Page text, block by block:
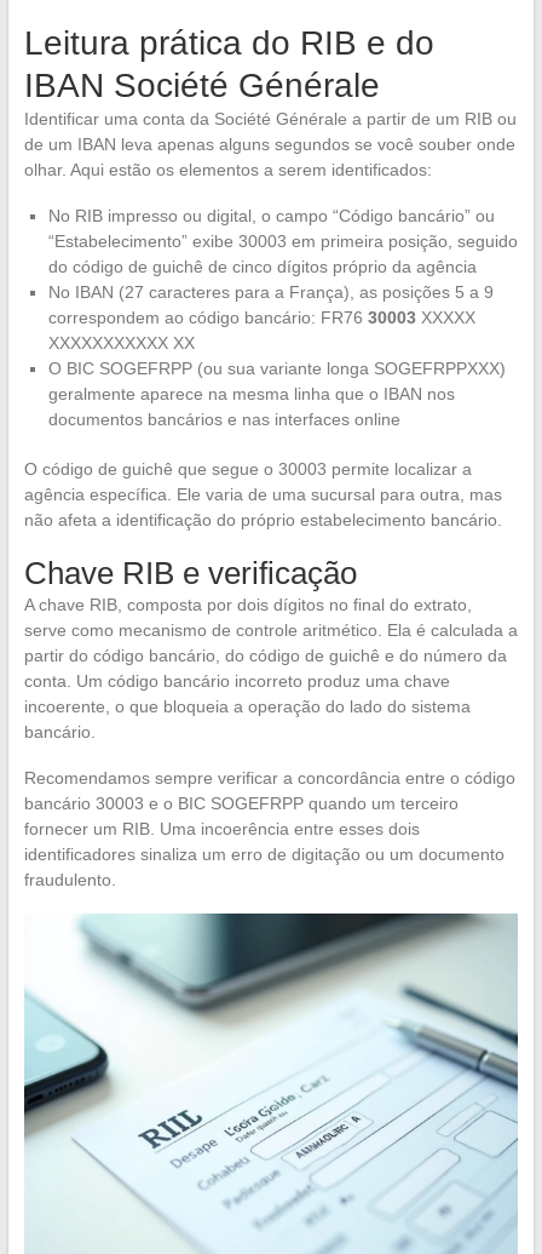
Leitura prática do RIB e do
IBAN Société Générale
Identificar uma conta da Société Générale a partir de um RIB ou
de um IBAN leva apenas alguns segundos se você souber onde
olhar. Aqui estão os elementos a serem identificados:
No RIB impresso ou digital, o campo “Código bancário” ou
“Estabelecimento” exibe 30003 em primeira posição, seguido
do código de guichê de cinco dígitos próprio da agência
No IBAN (27 caracteres para a França), as posições 5 a 9
correspondem ao código bancário: FR76 30003XXXXX
XXXXXXXXXXX XX
O BIC SOGEFRPP (ou sua variante longa SOGEFRPPXXX)
geralmente aparece na mesma linha que o IBAN nos
documentos bancários e nas interfaces online
O código de guichê que segue o 30003 permite localizar a
agência específica. Ele varia de uma sucursal para outra, mas
não afeta a identificação do próprio estabelecimento bancário.
Chave RIB e verificação
A chave RIB, composta por dois dígitos no final do extrato,
serve como mecanismo de controle aritmético. Ela é calculada a
partir do código bancário, do código de guichê e do número da
conta. Um código bancário incorreto produz uma chave
incoerente, o que bloqueia a operação do lado do sistema
bancário.
Recomendamos sempre verificar a concordância entre o código
bancário 30003 e o BIC SOGEFRPP quando um terceiro
fornecer um RIB. Uma incoerência entre esses dois
identificadores sinaliza um erro de digitação ou um documento
fraudulento.